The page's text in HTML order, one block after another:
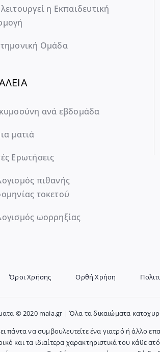
η Εκπαιδευτική
Ομάδα
ανά εβδομάδα
ματιά
Ερωτήσεις
πιθανής
τοκετού
ωορρηξίας
Όροι Χρήσης Ορθή Χρήση
© 2020 maia.gr | Όλα τα δικαιώματα
να συμβουλευτείτε ένα γιατρό ή άλλο
και τα ιδιαίτερα χαρακτηριστικά του κάθε